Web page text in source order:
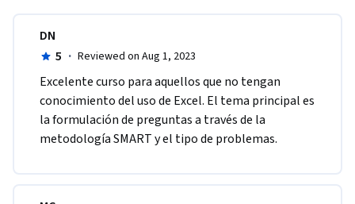
DN
5 · Reviewed on Aug 1, 2023
Excelente curso para aquellos que no tengan
conocimiento del uso de Excel. El tema principal es
la formulación de preguntas a través de la
metodología SMART y el tipo de problemas.